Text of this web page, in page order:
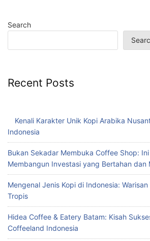
Search
Recent Posts
Kenali Karakter Unik Kopi Arabika
Indonesia
Bukan Sekadar Membuka Coffee Shop:
Membangun Investasi yang Bertahan dan
Mengenal Jenis Kopi di Indonesia:
Tropis
Hidea Coffee & Eatery Batam: Kisah
Coffeeland Indonesia